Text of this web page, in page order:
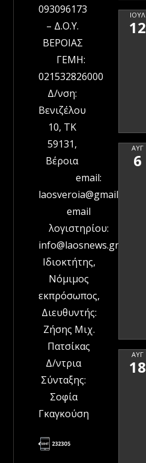
093096173
– Δ.Ο.Υ.
ΒΕΡΟΙΑΣ
ΓΕΜΗ:
021532826000
Δ/νση:
Βενιζέλου
10, ΤΚ
59131,
Βέροια
email:
laosveroia@gmail.com
email
λογιστηρίου:
info@laosnews.gr
Ιδιοκτήτης,
Νόμιμος
εκπρόσωπος,
Διευθυντής:
Ζήσης Μιχ.
Πατσίκας
Δ/ντρια
Σύνταξης:
Σοφία
Γκαγκούση
ΙΟΎΛ
12
ΑΥΓ
6
ΑΥΓ
18